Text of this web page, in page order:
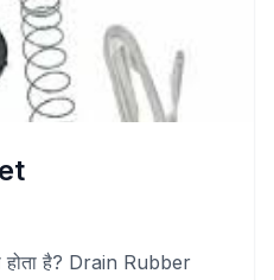
है? Drain Rubber